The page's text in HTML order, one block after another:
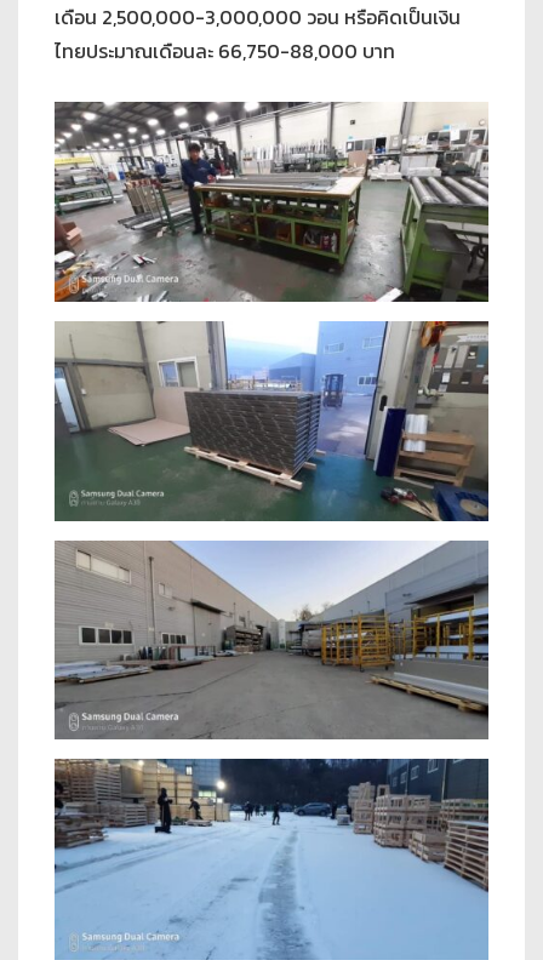
เดือน 2,500,000-3,000,000 วอน หรือคิดเป็นเงิน
ไทยประมาณเดือนละ 66,750-88,000 บาท